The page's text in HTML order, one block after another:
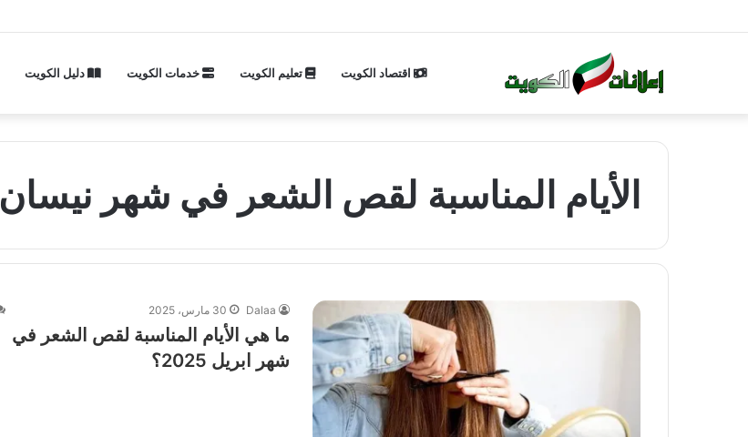
اقتصاد الكويت تعليم الكويت خدمات الكويت دليل الكويت
الأيام المناسبة لقص الشعر في شهر نيسان
Dalaa 30 مارس، 2025
ما هي الأيام المناسبة لقص الشعر في
شهر ابريل 2025؟